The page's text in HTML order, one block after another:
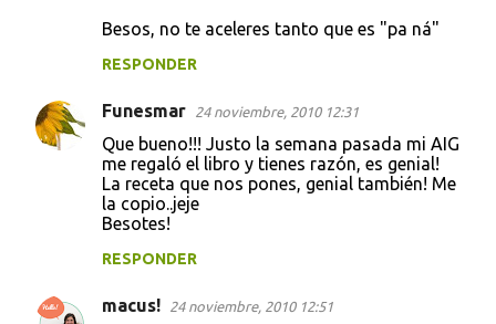
Besos, no te aceleres tanto que es "pa ná"
RESPONDER
Funesmar 24 noviembre, 2010 12:31
Que bueno!!! Justo la semana pasada mi AIG
me regaló el libro y tienes razón, es genial!
La receta que nos pones, genial también! Me
la copio..jeje
Besotes!
RESPONDER
macus! 24 noviembre, 2010 12:51